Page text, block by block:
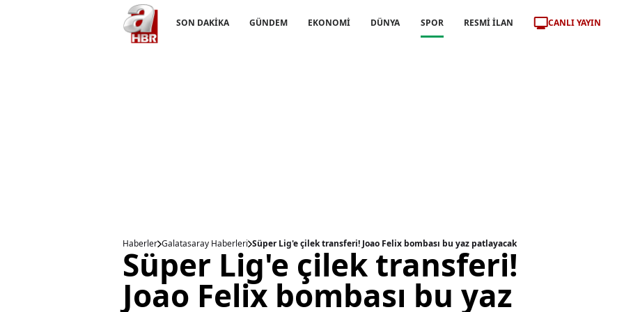
SON DAKİKA GÜNDEM EKONOMİ DÜNYA SPOR RESMİ İLAN CANLI YAYIN
Haberler Galatasaray Haberleri Süper Lig'e çilek transferi! Joao Felix bombası bu yaz patlayacak
Süper Lig'e çilek transferi!
Joao Felix bombası bu yaz